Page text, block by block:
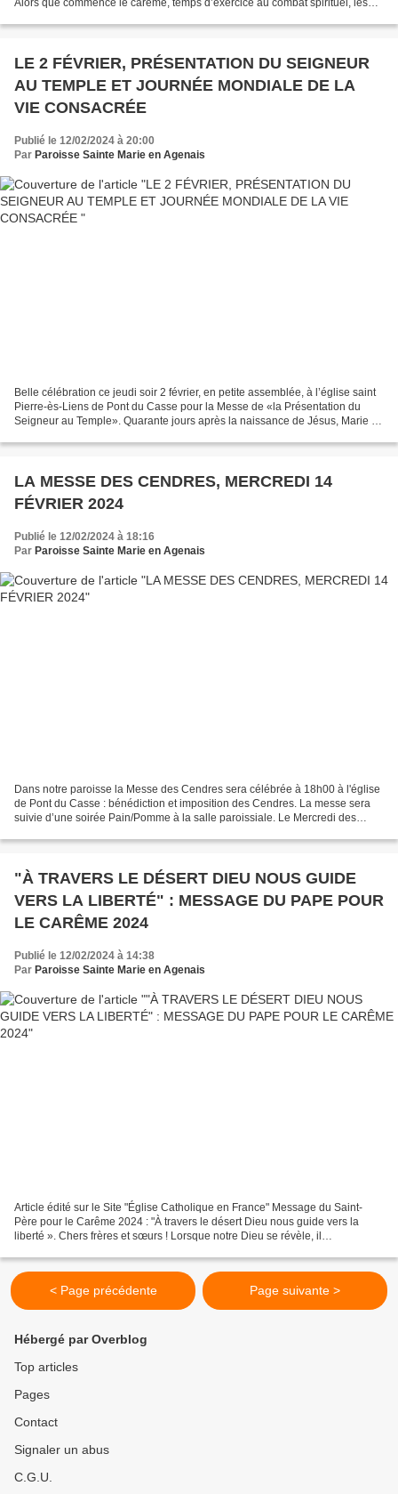
LE 2 FÉVRIER, PRÉSENTATION DU SEIGNEUR
AU TEMPLE ET JOURNÉE MONDIALE DE LA
VIE CONSACRÉE
Publié le 12/02/2024 à 20:00
Par Paroisse Sainte Marie en Agenais
Belle célébration ce jeudi soir 2 février, en petite assemblée, à l’église saint
Pierre-ès-Liens de Pont du Casse pour la Messe de «la Présentation du
Seigneur au Temple». Quarante jours après la naissance de Jésus, Marie et
LA MESSE DES CENDRES, MERCREDI 14
FÉVRIER 2024
Publié le 12/02/2024 à 18:16
Par Paroisse Sainte Marie en Agenais
Dans notre paroisse la Messe des Cendres sera célébrée à 18h00 à l'église
de Pont du Casse : bénédiction et imposition des Cendres. La messe sera
suivie d’une soirée Pain/Pomme à la salle paroissiale. Le Mercredi des
"À TRAVERS LE DÉSERT DIEU NOUS GUIDE
VERS LA LIBERTÉ" : MESSAGE DU PAPE POUR
LE CARÊME 2024
Publié le 12/02/2024 à 14:38
Par Paroisse Sainte Marie en Agenais
Article édité sur le Site "Église Catholique en France" Message du Saint-
Père pour le Carême 2024 : "À travers le désert Dieu nous guide vers la
liberté ». Chers frères et sœurs ! Lorsque notre Dieu se révèle, il
< Page précédente Page suivante >
Hébergé par Overblog
Top articles
Pages
Contact
Signaler un abus
C.G.U.